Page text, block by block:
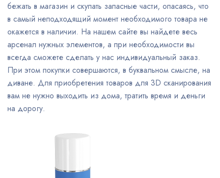
бежать в магазин и скупать запасные части, опасаясь, что
в самый неподходящий момент необходимого товара не
окажется в наличии. На нашем сайте вы найдете весь
арсенал нужных элементов, а при необходимости вы
всегда сможете сделать у нас индивидуальный заказ.
При этом покупки совершаются, в буквальном смысле, на
диване. Для приобретения товаров для 3D сканирования
вам не нужно выходить из дома, тратить время и деньги
на дорогу.